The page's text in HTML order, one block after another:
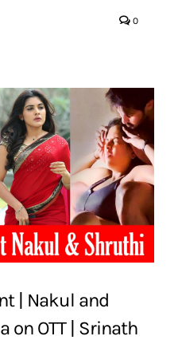
0
| Nakul and
on OTT | Srinath